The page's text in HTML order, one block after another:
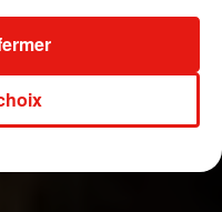
par Aurélie Amcn